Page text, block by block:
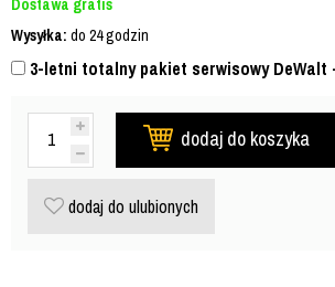
Dostawa gratis
Wysyłka: do 24 godzin
3-letni totalny pakiet serwisowy DeWalt
dodaj do koszyka
dodaj do ulubionych